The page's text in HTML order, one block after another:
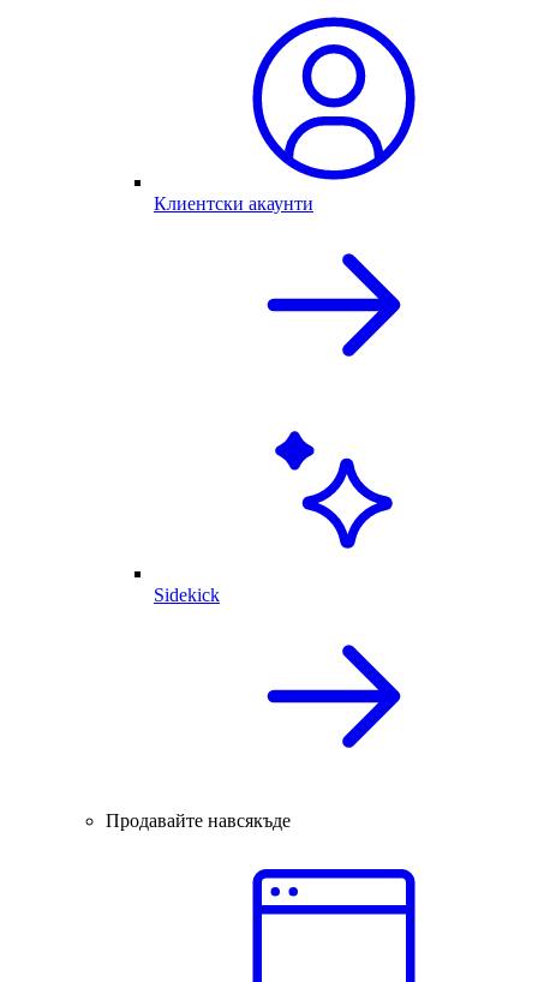
Клиентски акаунти
Sidekick
Продавайте навсякъде